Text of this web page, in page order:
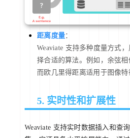
距离度量：
Weaviate 支持多种度量方式
择合适的算法。例如，余弦相
而欧几里得距离适用于图像特
5. 实时性和扩展性
Weaviate 支持实时数据插入和查